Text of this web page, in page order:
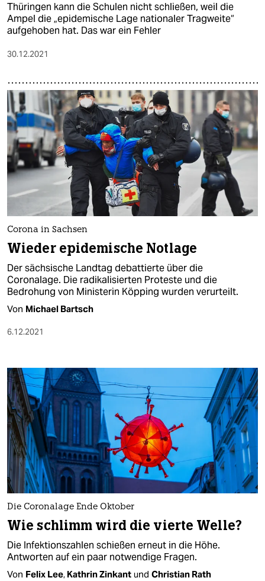
Thüringen kann die Schulen nicht schließen, weil die
Ampel die „epidemische Lage nationaler Tragweite“
aufgehoben hat. Das war ein Fehler
30.12.2021
Corona in Sachsen
Wieder epidemische Notlage
Der sächsische Landtag debattierte über die
Coronalage. Die radikalisierten Proteste und die
Bedrohung von Ministerin Köpping wurden verurteilt.
Von Michael Bartsch
6.12.2021
Die Coronalage Ende Oktober
Wie schlimm wird die vierte Welle?
Die Infektionszahlen schießen erneut in die Höhe.
Antworten auf ein paar notwendige Fragen.
Von Felix Lee, Kathrin Zinkant und Christian Rath